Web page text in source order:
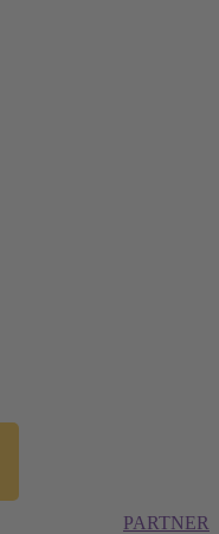
PARTNER